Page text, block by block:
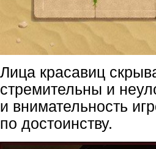
Лица красавиц
стремительны и
и внимательность
по достоинству.